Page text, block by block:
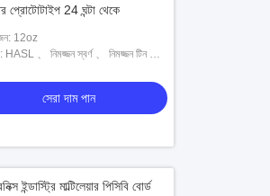
প্রোটোটাইপ 24 ঘন্টা থেকে
12oz
HASL 、 নিমজ্জন স্বর্ণ 、 নিমজ্জন টিন 、
সেরা দাম পান
ইন্ডাস্ট্রি মাল্টিলেয়ার পিসিবি বোর্ড